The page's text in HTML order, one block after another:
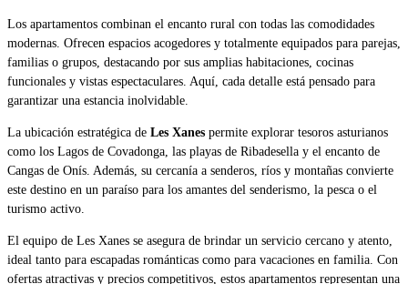
Los apartamentos combinan el encanto rural con todas las comodidades
modernas. Ofrecen espacios acogedores y totalmente equipados para parejas,
familias o grupos, destacando por sus amplias habitaciones, cocinas
funcionales y vistas espectaculares. Aquí, cada detalle está pensado para
garantizar una estancia inolvidable.
La ubicación estratégica de Les Xanes permite explorar tesoros asturianos
como los Lagos de Covadonga, las playas de Ribadesella y el encanto de
Cangas de Onís. Además, su cercanía a senderos, ríos y montañas convierte
este destino en un paraíso para los amantes del senderismo, la pesca o el
turismo activo.
El equipo de Les Xanes se asegura de brindar un servicio cercano y atento,
ideal tanto para escapadas románticas como para vacaciones en familia. Con
ofertas atractivas y precios competitivos, estos apartamentos representan una